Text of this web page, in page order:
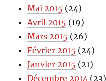
Mai 2015 (24)
Avril 2015 (19)
Mars 2015 (26)
Février 2015 (24)
Janvier 2015 (21)
Décembre 2014 (23)